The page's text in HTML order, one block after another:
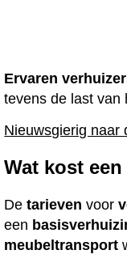
Ervaren
tevens de last
Nieuwsgierig naar
Wat kost
Detarieven voor
een
meubeltransport